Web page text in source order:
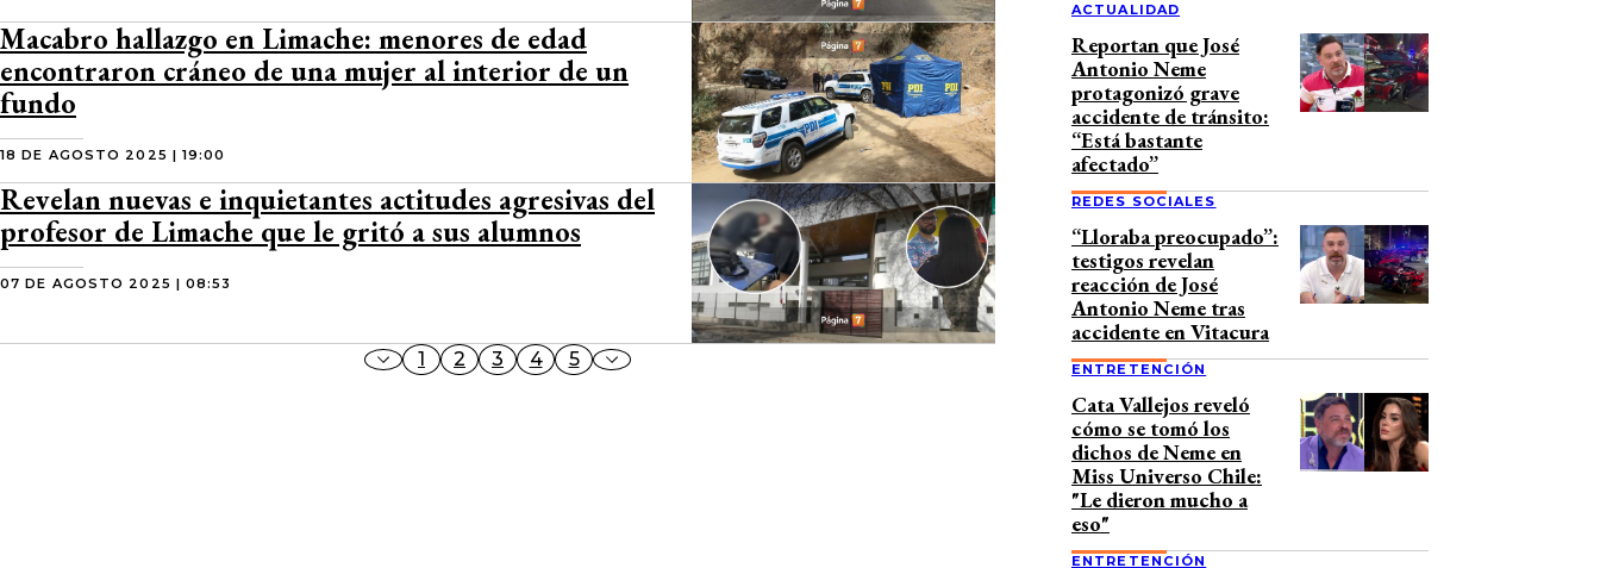
Macabro hallazgo en Limache: menores de edad
encontraron cráneo de una mujer al interior de un
fundo
18 DE AGOSTO 2025 | 19:00
Revelan nuevas e inquietantes actitudes agresivas del
profesor de Limache que le gritó a sus alumnos
07 DE AGOSTO 2025 | 08:53
1 2 3 4 5
ACTUALIDAD
Reportan que José
Antonio Neme
protagonizó grave
accidente de tránsito:
“Está bastante
afectado”
REDES SOCIALES
“Lloraba preocupado”:
testigos revelan
reacción de José
Antonio Neme tras
accidente en Vitacura
ENTRETENCIÓN
Cata Vallejos reveló
cómo se tomó los
dichos de Neme en
Miss Universo Chile:
"Le dieron mucho a
eso"
ENTRETENCIÓN